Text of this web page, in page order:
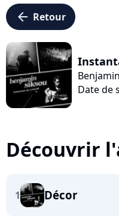
arrow_left Retour
Date de
Découvrir
1 Décor